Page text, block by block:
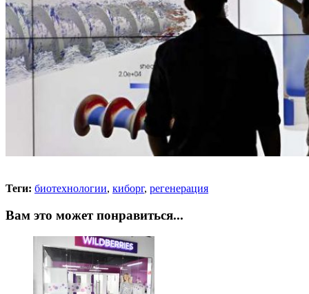
Теги: биотехнологии, киборг, регенерация
Вам это может понравиться...